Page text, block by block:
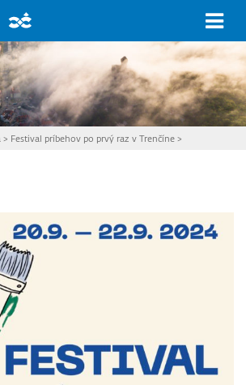
> Festival príbehov po prvý raz v Trenčíne>